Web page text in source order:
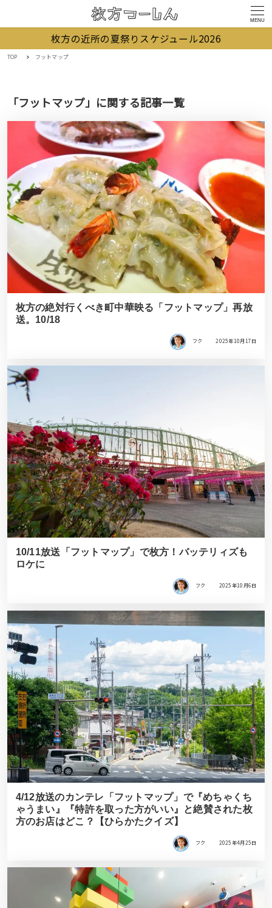
MENU
枚方の近所の夏祭りスケジュール2026
TOP フットマップ
「フットマップ」に関する記事一覧
枚方の絶対行くべき町中華映る「フットマップ」再放
送。10/18
フク 2025年10月17日
10/11放送「フットマップ」で枚方！バッテリィズも
ロケに
フク 2025年10月6日
4/12放送のカンテレ「フットマップ」で『めちゃくち
ゃうまい』『特許を取った方がいい』と絶賛された枚
方のお店はどこ？【ひらかたクイズ】
フク 2025年4月25日